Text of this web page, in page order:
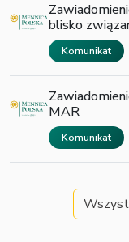
blisko
Komunikat
MAR
Komunikat